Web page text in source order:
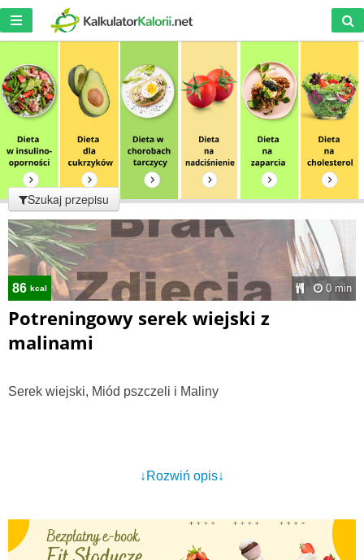
Szukaj przepisu
86 kcal 0 min
Potreningowy serek wiejski z
malinami
Serek wiejski, Miód pszczeli i Maliny
↓Rozwiń opis↓